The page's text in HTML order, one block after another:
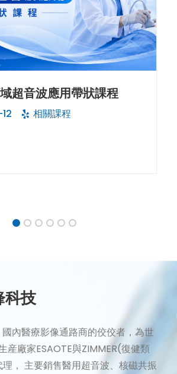
超音波應用帶狀課程
相關課程
1 2 3 4 5 6
科技
內醫療影像通路商的佼佼者，為世
産廠家ESAOTE與ZIMMER(復健類
， 主要銷售醫用超音波、核磁共振